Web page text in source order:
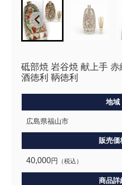
砥部焼 岩谷焼 献上手
酒徳利 鞆徳利
地域
広島県福山市
販売価
40,000円 （税込）
商品詳